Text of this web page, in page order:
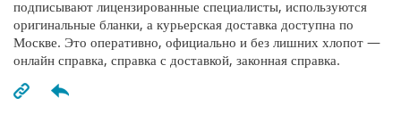
подписывают лицензированные специалисты, используются
оригинальные бланки, а курьерская доставка доступна по
Москве. Это оперативно, официально и без лишних хлопот —
онлайн справка, справка с доставкой, законная справка.